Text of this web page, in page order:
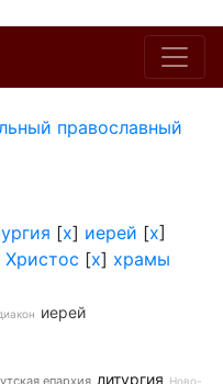
православный
[x] иерей [x]
Христос [x] храмы
иерей
епархия литургия Ново-